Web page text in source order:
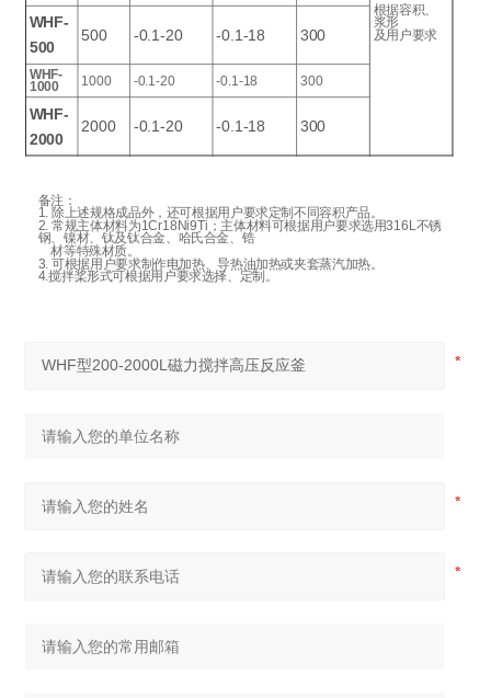
根据容积、
浆形
及用户要求
WHF-
500
500 -0.1-20 -0.1-18 300
WHF-
1000 1000 -0.1-20 -0.1-18 300
WHF-
2000
2000 -0.1-20 -0.1-18 300
备注：
1. 除上述规格成品外，还可根据用户要求定制不同容积产品。
2. 常规主体材料为1Cr18Ni9Ti；主体材料可根据用户要求选用316L不锈
钢、镍材、钛及钛合金、哈氏合金、锆
材等特殊材质。
3. 可根据用户要求制作电加热、导热油加热或夹套蒸汽加热。
4.搅拌桨形式可根据用户要求选择、定制。